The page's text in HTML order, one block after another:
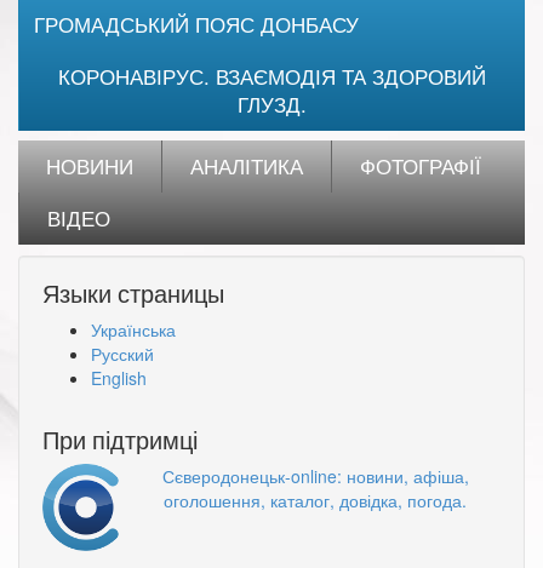
ГРОМАДСЬКИЙ ПОЯС ДОНБАСУ
КОРОНАВІРУС. ВЗАЄМОДІЯ ТА ЗДОРОВИЙ
ГЛУЗД.
НОВИНИ АНАЛІТИКА
ФОТОГРАФІЇ
ВІДЕО
Языки страницы
Українська
Русский
English
При підтримці
Сєверодонецьк-online: новини, афіша,
оголошення, каталог, довідка, погода.